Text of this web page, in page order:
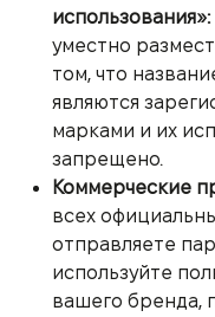
использования»:
уместно
том, что
являются
марками и их
запрещено.
Коммерческие
всех
отправляете
используйте
вашего бренда,